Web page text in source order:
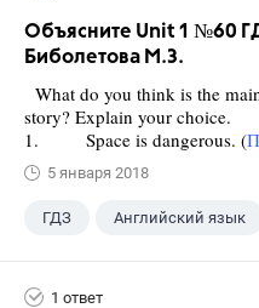
Объясните Unit 1 №60
Биболетова М.З.
What do you think is the
story? Explain your choice.
1. Space is dangerous. (
5 января 2018
ГДЗ Английский язык
1 ответ